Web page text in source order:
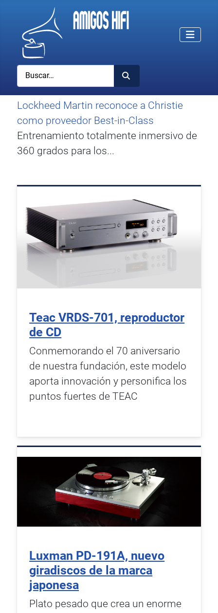
Buscar
Lockheed Martin reconoce a Christie
como proveedor Best-in-Class
Entrenamiento totalmente inmersivo de
360 grados para los...
Teac VRDS-701, reproductor
de CD
Conmemorando el 70 aniversario
de nuestra fundación, este modelo
aporta innovación y personifica los
puntos fuertes de TEAC
Luxman PD-191A, nuevo
giradiscos de la marca
japonesa
Plato pesado que crea un enorme